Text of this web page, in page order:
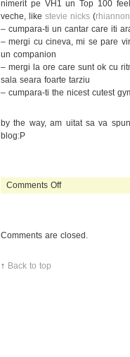
nimerit pe VH1 un Top 100
veche, like stevie nicks (rhiannon
– cumpara-ti un cantar care iti
– mergi cu cineva, mi se pare
un companion
– mergi la ore care sunt ok cu
sala seara foarte tarziu
– cumpara-ti the nicest cutest
by the way, am uitat sa va
blog:P
Comments Offon
sunt
Comments are closed.
↑ Back to top